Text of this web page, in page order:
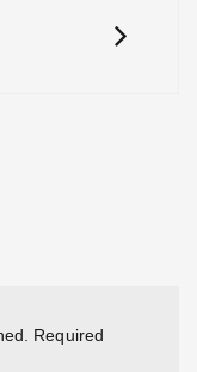
Required